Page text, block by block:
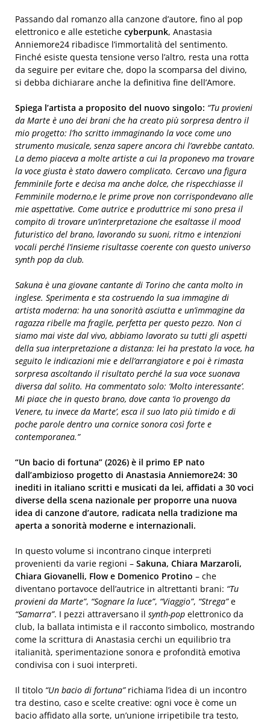
Passando dal romanzo alla canzone d’autore, fino al pop
elettronico e alle estetiche cyberpunk, Anastasia
Anniemore24 ribadisce l’immortalità del sentimento.
Finché esiste questa tensione verso l’altro, resta una rotta
da seguire per evitare che, dopo la scomparsa del divino,
si debba dichiarare anche la definitiva fine dell’Amore.
Spiega l’artista a proposito del nuovo singolo: “Tu provieni
da Marte è uno dei brani che ha creato più sorpresa dentro il
mio progetto: l’ho scritto immaginando la voce come uno
strumento musicale, senza sapere ancora chi l’avrebbe cantato.
La demo piaceva a molte artiste a cui la proponevo ma trovare
la voce giusta è stato davvero complicato. Cercavo una figura
femminile forte e decisa ma anche dolce, che rispecchiasse il
Femminile moderno,e le prime prove non corrispondevano alle
mie aspettative. Come autrice e produttrice mi sono presa il
compito di trovare un’interpretazione che esaltasse il mood
futuristico del brano, lavorando su suoni, ritmo e intenzioni
vocali perché l’insieme risultasse coerente con questo universo
synth pop da club.
Sakuna è una giovane cantante di Torino che canta molto in
inglese. Sperimenta e sta costruendo la sua immagine di
artista moderna: ha una sonorità asciutta e un’immagine da
ragazza ribelle ma fragile, perfetta per questo pezzo. Non ci
siamo mai viste dal vivo, abbiamo lavorato su tutti gli aspetti
della sua interpretazione a distanza: lei ha prestato la voce, ha
seguito le indicazioni mie e dell’arrangiatore e poi è rimasta
sorpresa ascoltando il risultato perché la sua voce suonava
diversa dal solito. Ha commentato solo: ‘Molto interessante’.
Mi piace che in questo brano, dove canta ‘io provengo da
Venere, tu invece da Marte’, esca il suo lato più timido e di
poche parole dentro una cornice sonora così forte e
contemporanea.”
“Un bacio di fortuna” (2026) è il primo EP nato
dall’ambizioso progetto di Anastasia Anniemore24: 30
inediti in italiano scritti e musicati da lei, affidati a 30 voci
diverse della scena nazionale per proporre una nuova
idea di canzone d’autore, radicata nella tradizione ma
aperta a sonorità moderne e internazionali.
In questo volume si incontrano cinque interpreti
provenienti da varie regioni – Sakuna, Chiara Marzaroli,
Chiara Giovanelli, Flow e Domenico Protino – che
diventano portavoce dell’autrice in altrettanti brani: “Tu
provieni da Marte”, “Sognare la luce”, “Viaggio”, “Strega”e
“Samarra”. I pezzi attraversano il synth-pop elettronico da
club, la ballata intimista e il racconto simbolico, mostrando
come la scrittura di Anastasia cerchi un equilibrio tra
italianità, sperimentazione sonora e profondità emotiva
condivisa con i suoi interpreti.
Il titolo “Un bacio di fortuna”richiama l’idea di un incontro
tra destino, caso e scelte creative: ogni voce è come un
bacio affidato alla sorte, un’unione irripetibile tra testo,